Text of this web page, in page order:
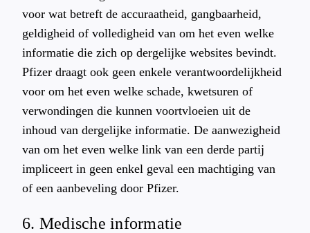
voor wat betreft de accuraatheid, gangbaarheid,
geldigheid of volledigheid van om het even welke
informatie die zich op dergelijke websites bevindt.
Pfizer draagt ook geen enkele verantwoordelijkheid
voor om het even welke schade, kwetsuren of
verwondingen die kunnen voortvloeien uit de
inhoud van dergelijke informatie. De aanwezigheid
van om het even welke link van een derde partij
impliceert in geen enkel geval een machtiging van
of een aanbeveling door Pfizer.
6. Medische informatie